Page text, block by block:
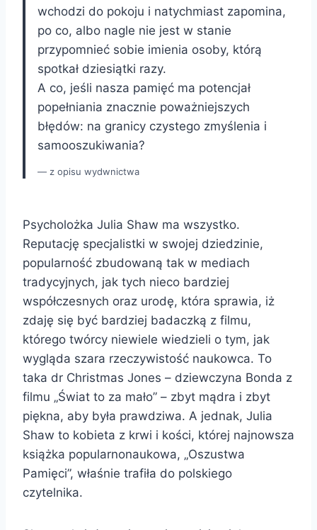
wchodzi do pokoju i natychmiast zapomina,
po co, albo nagle nie jest w stanie
przypomnieć sobie imienia osoby, którą
spotkał dziesiątki razy.
A co, jeśli nasza pamięć ma potencjał
popełniania znacznie poważniejszych
błędów: na granicy czystego zmyślenia i
samooszukiwania?
z opisu wydwnictwa
Psycholożka Julia Shaw ma wszystko.
Reputację specjalistki w swojej dziedzinie,
popularność zbudowaną tak w mediach
tradycyjnych, jak tych nieco bardziej
współczesnych oraz urodę, która sprawia, iż
zdaję się być bardziej badaczką z filmu,
którego twórcy niewiele wiedzieli o tym, jak
wygląda szara rzeczywistość naukowca. To
taka dr Christmas Jones – dziewczyna Bonda z
filmu „Świat to za mało” – zbyt mądra i zbyt
piękna, aby była prawdziwa. A jednak, Julia
Shaw to kobieta z krwi i kości, której najnowsza
książka popularnonaukowa, „Oszustwa
Pamięci”, właśnie trafiła do polskiego
czytelnika.